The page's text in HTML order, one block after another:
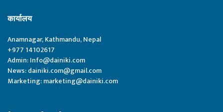
कार्यालय
Anamnagar, Kathmandu, Nepal
+977 14102617
Admin:Info@dainiki.com
News:dainiki.com@gmail.com
Marketing:marketing@dainiki.com